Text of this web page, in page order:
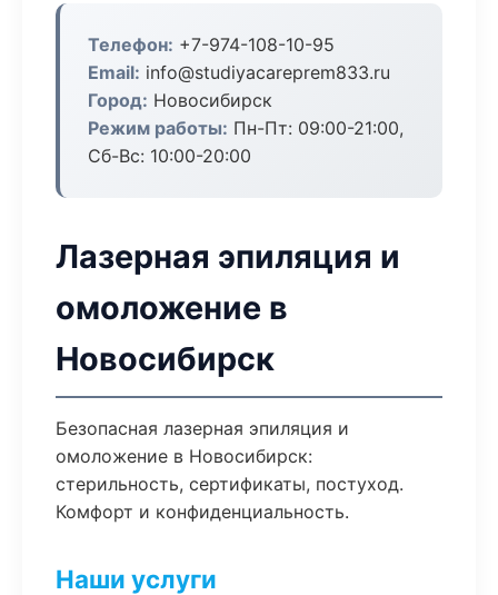
Телефон: +7-974-108-10-95
Email: info@studiyacareprem833.ru
Город: Новосибирск
Режим работы: Пн-Пт: 09:00-21:00,
Сб-Вс: 10:00-20:00
Лазерная эпиляция и
омоложение в
Новосибирск
Безопасная лазерная эпиляция и
омоложение в Новосибирск:
стерильность, сертификаты, постуход.
Комфорт и конфиденциальность.
Наши услуги